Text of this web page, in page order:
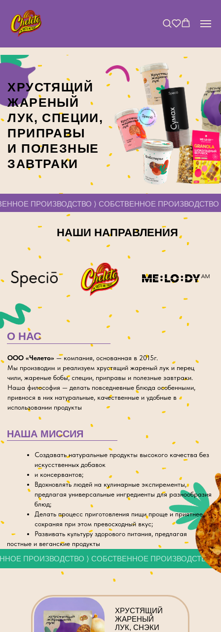
ПРОИЗВОДСТВО ⟩ СОБСТВЕННОЕ ПРОИЗВОДСТВО ⟩ СОБСТВЕННОЕ
ХРУСТЯЩИЙ
ЖАРЕНЫЙ
ЛУК, СПЕЦИИ,
ПРИПРАВЫ
И ПОЛЕЗНЫЕ
ЗАВТРАКИ
НАШИ НАПРАВЛЕНИЯ
ПРОИЗВОДСТВО ⟩ СОБСТВЕННОЕ ПРОИЗВОДСТВО ⟩ СОБСТВЕННОЕ
ООО «Челето»— компания, основанная в 2015г.
Мы производим и реализуем хрустящий жареный лук и перец
чили, жареные бобы, специи, приправы и полезные завтраки.
Наша философия — делать повседневные блюда особенными,
привнося в них натуральные, качественные и удобные в
НАША МИССИЯ
Создавать натуральные продукты высокого качества без
искусственных добавок
и консервантов;
Вдохновлять людей на кулинарные экспиременты,
предлагая универсальные ингредиенты для разнообразия
блюд;
Делать процесс приготовления пищи проще и приятнее,
сохраняя при этом превосходный вкус;
Развивать культуру здорового питания, предлагая
постные и веганские продукты
ХРУСТЯЩИЙ
ЖАРЕНЫЙ
ЛУК, СНЭКИ